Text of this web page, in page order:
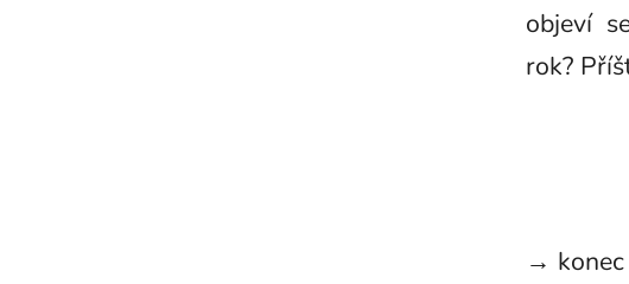
objeví
rok?
→ konec